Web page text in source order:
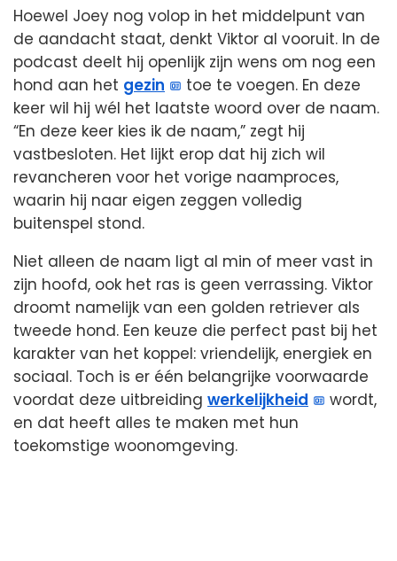
Hoewel Joey nog volop in het middelpunt van
de aandacht staat, denkt Viktor al vooruit. In de
podcast deelt hij openlijk zijn wens om nog een
hond aan het gezin
toe te voegen. En deze
keer wil hij wél het laatste woord over de naam.
“En deze keer kies ik de naam,” zegt hij
vastbesloten. Het lijkt erop dat hij zich wil
revancheren voor het vorige naamproces,
waarin hij naar eigen zeggen volledig
buitenspel stond.
Niet alleen de naam ligt al min of meer vast in
zijn hoofd, ook het ras is geen verrassing. Viktor
droomt namelijk van een golden retriever als
tweede hond. Een keuze die perfect past bij het
karakter van het koppel: vriendelijk, energiek en
sociaal. Toch is er één belangrijke voorwaarde
voordat deze uitbreiding werkelijkheid
wordt,
en dat heeft alles te maken met hun
toekomstige woonomgeving.